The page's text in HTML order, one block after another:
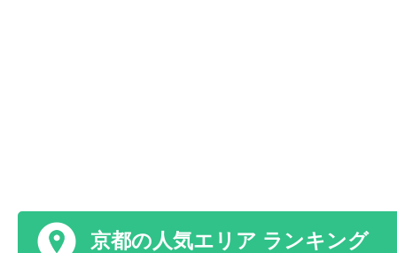
京都の人気エリア ランキング